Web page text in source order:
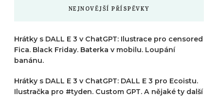
NEJNOVĚJŠÍ PŘÍSPĚVKY
Hrátky s DALL E 3 v ChatGPT: Ilustrace pro censored
Fica. Black Friday. Baterka v mobilu. Loupání
banánu.
Hrátky s DALL E 3 v ChatGPT: DALL E 3 pro Ecoistu.
Ilustračka pro #tyden. Custom GPT. A nějaké ty další